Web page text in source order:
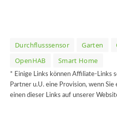
Durchflusssensor Garten
OpenHAB
Smart Home
* Einige Links können Affiliate-Links
Partner u.U. eine Provision, wenn Sie
einen dieser Links auf unserer